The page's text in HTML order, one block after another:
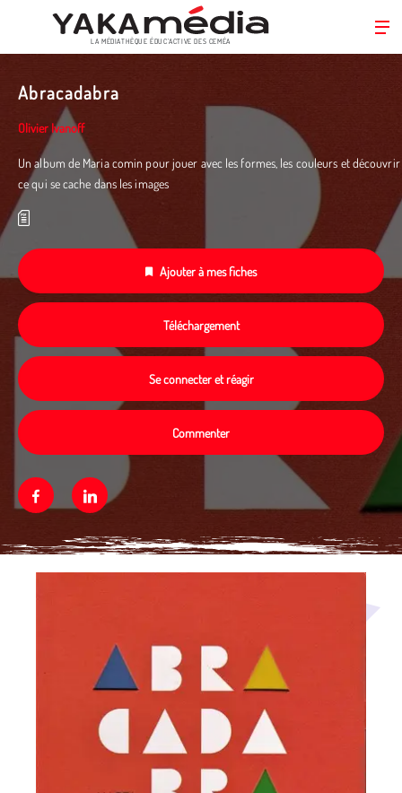
principal
LA MÉDIATHÈQUE ÉDUC’ACTIVE DES CEMÉA
Abracadabra
Olivier Ivanoff
Un album de Maria comin pour jouer avec les formes, les couleurs et découvrir
ce qui se cache dans les images
Ajouter à mes fiches
Téléchargement
Se connecter et réagir
Commenter
FacebookLinkedin